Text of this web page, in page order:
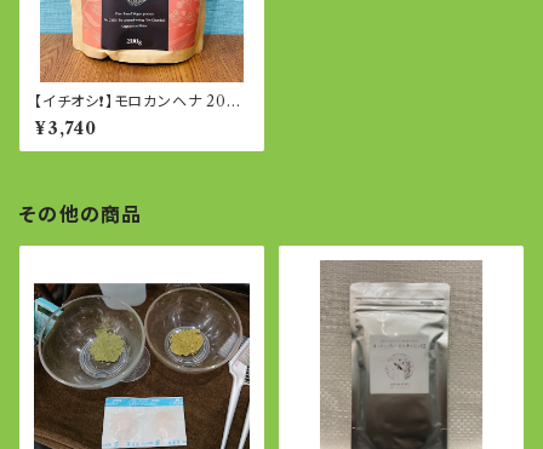
【イチオシ❗️】モロカンヘナ 200g
(モロッコ産ヘナ)
¥3,740
その他の商品